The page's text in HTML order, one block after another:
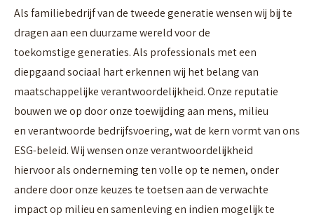
Als familiebedrijf van de tweede generatie wensen wij bij te
dragen aan een duurzame wereld voor de
toekomstige generaties. Als professionals met een
diepgaand sociaal hart erkennen wij het belang van
maatschappelijke verantwoordelijkheid. Onze reputatie
bouwen we op door onze toewijding aan mens, milieu
en verantwoorde bedrijfsvoering, wat de kern vormt van ons
ESG-beleid. Wij wensen onze verantwoordelijkheid
hiervoor als onderneming ten volle op te nemen, onder
andere door onze keuzes te toetsen aan de verwachte
impact op milieu en samenleving en indien mogelijk te